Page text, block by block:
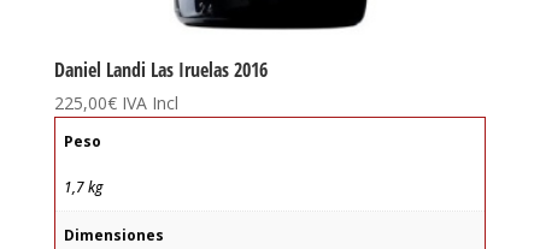
Daniel Landi Las Iruelas 2016
225,00€ IVA Incl
Peso
1,7 kg
Dimensiones